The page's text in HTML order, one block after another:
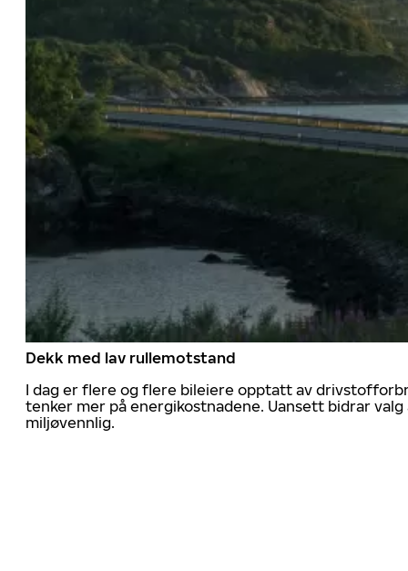
Dekk med lav rullemotstand
I dag er flere og flere bileiere opptatt av
tenker mer på energikostnadene. Uansett bidrar
miljøvennlig.